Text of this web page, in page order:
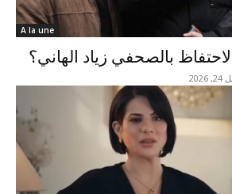
A la une
بالصحفي زياد الهاني؟